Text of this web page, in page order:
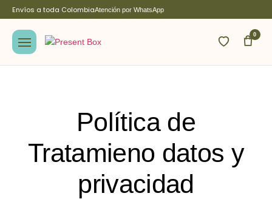
Envíos a toda ColombiaAtención por WhatsApp
0
Política de
Tratamieno datos y
privacidad